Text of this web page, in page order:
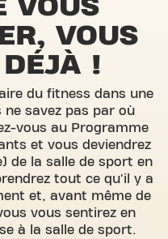
VOUS
!
du fitness dans une
savez pas par où
vous au Programme
et vous deviendrez
de la salle de sport en
tout ce qu'il y a
et, avant même de
vous sentirez en
à la salle de sport.